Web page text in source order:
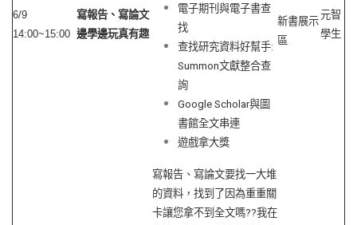
6/9
14:00~15:00
寫報告、寫論文
邊學邊玩真有趣
電子期刊與電子書查
找
查找研究資料好幫手:
Summon文獻整合查
詢
Google Scholar與圖
書館全文串連
遊戲拿大獎
新書展示
區
元智
學生
寫報告、寫論文要找一大堆
的資料，找到了因為重重關
卡讓您拿不到全文嗎??我在